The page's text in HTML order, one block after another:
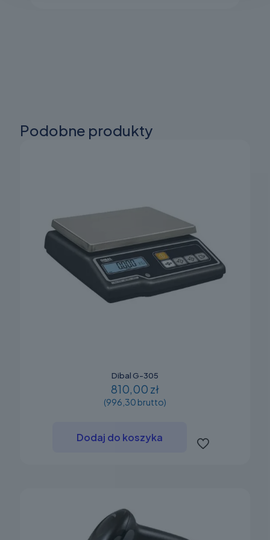
Podobne produkty
Dibal G-305
810,00 zł
(996,30 brutto)
Dodaj do koszyka